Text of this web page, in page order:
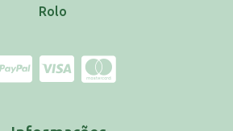
Rolo